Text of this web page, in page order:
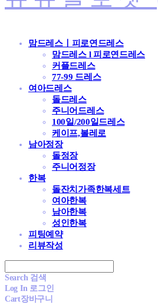
맘드레스ㅣ피로연드레스
맘드레스 l 피로연드레스
커플드레스
77-99 드레스
여아드레스
돌드레스
주니어드레스
100일/200일드레스
케이프,볼레로
남아정장
돌정장
주니어정장
한복
돌잔치가족한복세트
여아한복
남아한복
성인한복
피팅예약
리뷰작성
Search 검색
Log In 로그인
Cart장바구니